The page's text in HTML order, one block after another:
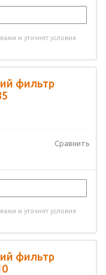
и уточнят условия
фильтр
Сравнить
и уточнят условия
фильтр